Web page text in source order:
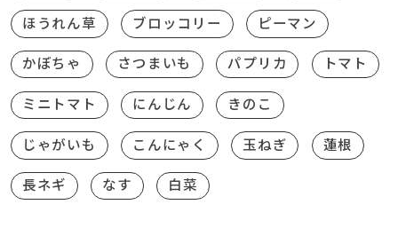
ほうれん草 ブロッコリー ピーマン
かぼちゃ さつまいも パプリカ トマト
ミニトマト にんじん きのこ
じゃがいも こんにゃく 玉ねぎ 蓮根
長ネギ なす 白菜